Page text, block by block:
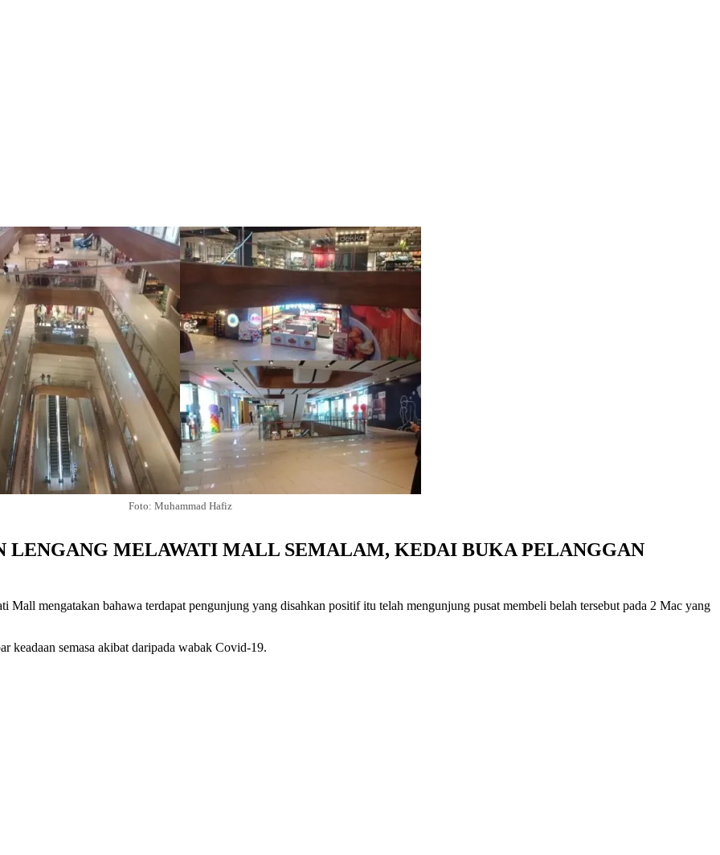
Foto: Muhammad Hafiz
MELAWATI MALL SEMALAM, KEDAI BUKA PELANGGAN
mengatakan bahawa terdapat pengunjung yang disahkan positif itu telah mengunjung pusat membeli belah tersebut pada 2 Mac yang
keadaan semasa akibat daripada wabak Covid-19.